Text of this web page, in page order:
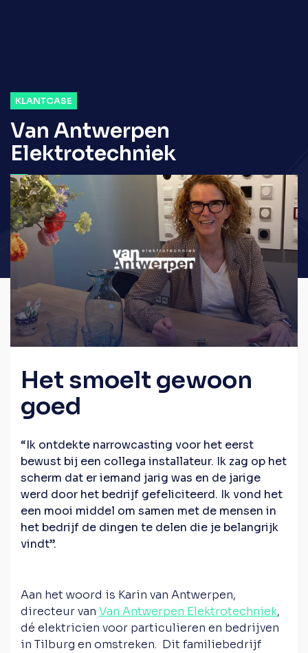
KLANTCASE
Van Antwerpen
Elektrotechniek
Het smoelt gewoon
goed
“Ik ontdekte narrowcasting voor het eerst
bewust bij een collega installateur. Ik zag op het
scherm dat er iemand jarig was en de jarige
werd door het bedrijf gefeliciteerd. Ik vond het
een mooi middel om samen met de mensen in
het bedrijf de dingen te delen die je belangrijk
vindt”.
Aan het woord is Karin van Antwerpen,
directeur van Van Antwerpen Elektrotechniek,
dé elektricien voor particulieren en bedrijven
in Tilburg en omstreken. Dit familiebedrijf